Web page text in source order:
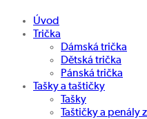
Úvod
Trička
Dámská trička
Dětská trička
Pánská trička
Tašky a taštičky
Tašky
Taštičky a penály